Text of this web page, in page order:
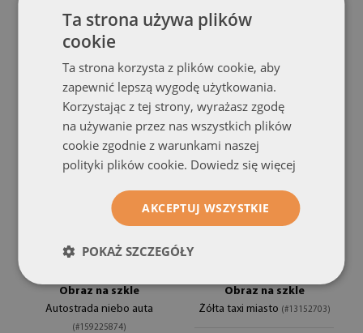
samochody (#182833746)
309.99 zł
miasto
309.99 zł
Obraz na szkle
Autostrada niebo auta
(#159225874)
Obraz na szkle
Żółta taxi miasto (#13152703)
Ta strona używa plików
cookie
Ta strona korzysta z plików cookie, aby
zapewnić lepszą wygodę użytkowania.
Korzystając z tej strony, wyrażasz zgodę
na używanie przez nas wszystkich plików
cookie zgodnie z warunkami naszej
polityki plików cookie. Dowiedz się więcej
AKCEPTUJ WSZYSTKIE
POKAŻ SZCZEGÓŁY